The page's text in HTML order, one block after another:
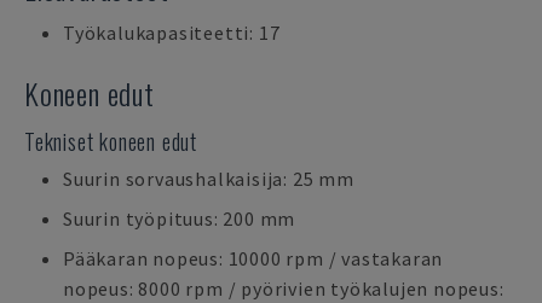
Työkalukapasiteetti: 17
Koneen edut
Tekniset koneen edut
Suurin sorvaushalkaisija: 25 mm
Suurin työpituus: 200 mm
Pääkaran nopeus: 10000 rpm / vastakaran
nopeus: 8000 rpm / pyörivien työkalujen nopeus: